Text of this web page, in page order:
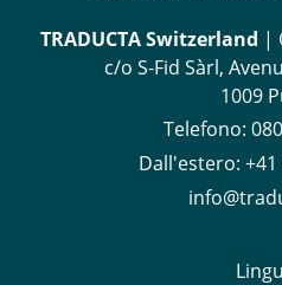
TRADUCTA Switzerland |
c/o S-Fid Sàrl,
1009
Telefono:
Dall'estero: +41